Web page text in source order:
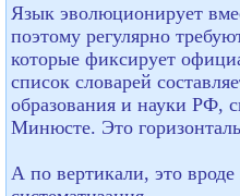
Язык эволюционирует
поэтому регулярно
которые фиксирует
список словарей
образования и науки РФ,
Минюсте. Это
А по вертикали, это вроде